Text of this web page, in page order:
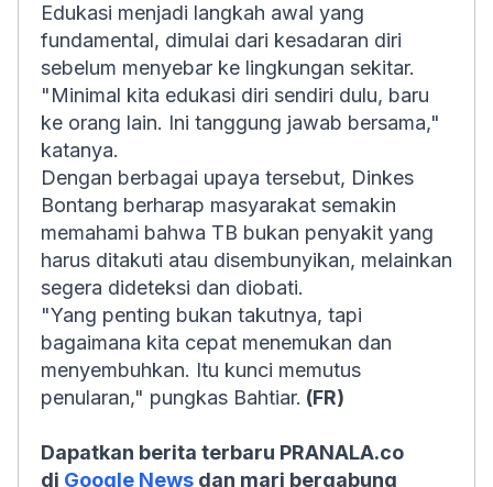
Edukasi menjadi langkah awal yang
fundamental, dimulai dari kesadaran diri
sebelum menyebar ke lingkungan sekitar.
"Minimal kita edukasi diri sendiri dulu, baru
ke orang lain. Ini tanggung jawab bersama,"
katanya.
Dengan berbagai upaya tersebut, Dinkes
Bontang berharap masyarakat semakin
memahami bahwa TB bukan penyakit yang
harus ditakuti atau disembunyikan, melainkan
segera dideteksi dan diobati.
"Yang penting bukan takutnya, tapi
bagaimana kita cepat menemukan dan
menyembuhkan. Itu kunci memutus
penularan," pungkas Bahtiar. (FR)
Dapatkan berita terbaru PRANALA.co
di Google News dan mari bergabung